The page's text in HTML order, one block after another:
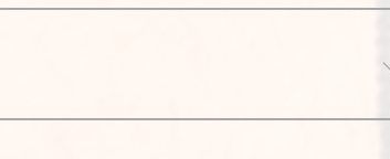
のお支払いを受け付けております。
みとなります。 クレジットカード払